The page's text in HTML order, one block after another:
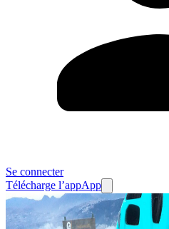
Se connecter
Télécharge l’appApp